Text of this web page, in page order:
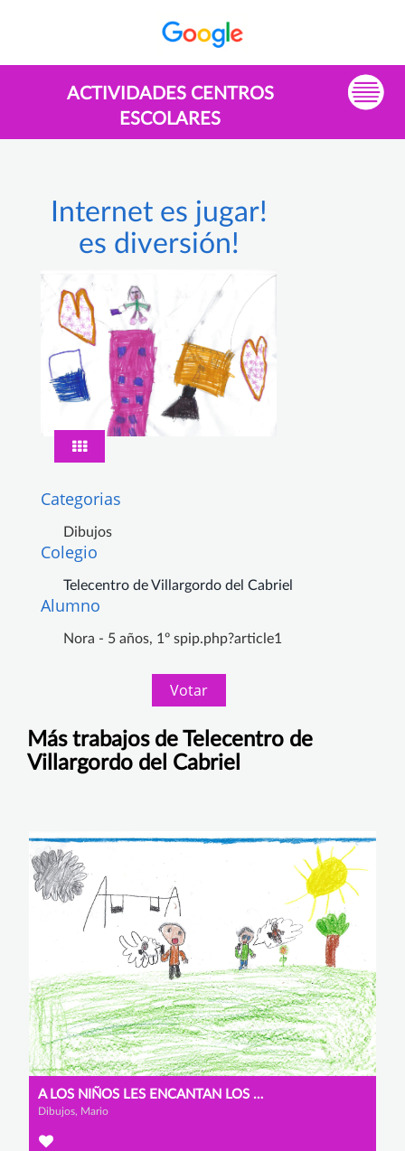
ACTIVIDADES CENTROS
ESCOLARES
Internet es jugar!
es diversión!
Categorias
Dibujos
Colegio
Telecentro de Villargordo del Cabriel
Alumno
Nora - 5 años, 1º spip.php?article1
Votar
Más trabajos de Telecentro de
Villargordo del Cabriel
A LOS NIÑOS LES ENCANTAN LOS MÓVILES
Dibujos, Mario